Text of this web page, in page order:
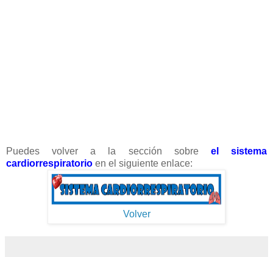
Puedes volver a la sección sobre el sistema
cardiorrespiratorio en el siguiente enlace:
Volver